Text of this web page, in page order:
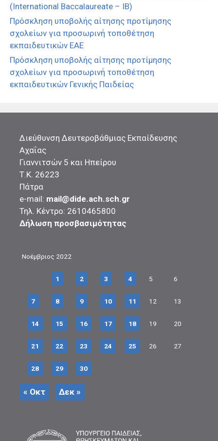
(International Baccalaureate – IB)
Πρόσκληση υποβολής αίτησης προτίμησης
σχολείων για προσωρινή τοποθέτηση
εκπαιδευτικών ΕΑΕ
Πρόσκληση υποβολής αίτησης προτίμησης
σχολείων για προσωρινή τοποθέτηση
εκπαιδευτικών Γενικής Παιδείας
Διεύθυνση Δευτεροβάθμιας Εκπαίδευσης
Αχαΐας
Γιαννιτσών 5 και Ηπείρου
Τ.Κ. 26223
Πάτρα
e-mail: mail@dide.ach.sch.gr
Τηλ. Κέντρο: 2610465800
Δήλωση προσβασιμότητας
Νοέμβριος 2022
1 2 3 4 5 6
7 8 9 10 11 12 13
14 15 16 17 18 19 20
21 22 23 24 25 26 27
28 29 30
« Οκτ Δεκ »